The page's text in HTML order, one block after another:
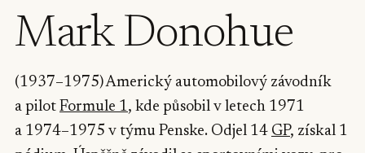
Mark Donohue
(1937–1975) Americký automobilový závodník
a pilot Formule 1, kde působil v letech 1971
a 1974–1975 v týmu Penske. Odjel 14 GP, získal 1